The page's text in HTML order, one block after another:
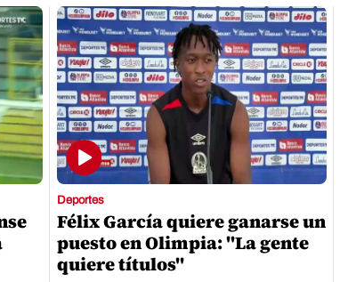
Deportes
Félix García quiere ganarse un
puesto en Olimpia: "La gente
quiere títulos"